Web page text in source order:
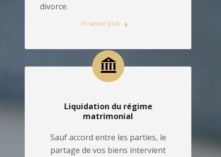
divorce.
En savoir plus
Liquidation du régime
matrimonial
Sauf accord entre les parties, le
partage de vos biens intervient